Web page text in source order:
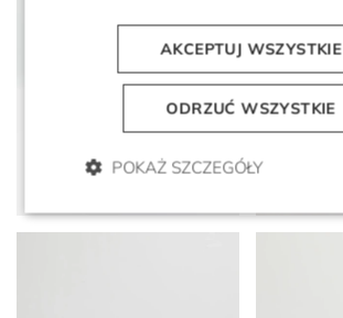
Czarne monk shoes
AKCEPTUJ WSZYSTKIE
ODRZUĆ WSZYSTKIE
POKAŻ SZCZEGÓŁY